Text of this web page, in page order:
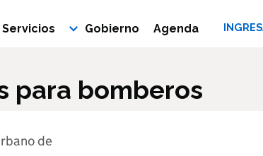
rosario.gob.ar
Servicios Gobierno Agenda
para bomberos
de